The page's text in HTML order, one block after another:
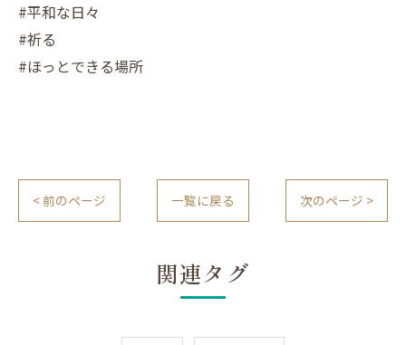
#平和な日々
#祈る
#ほっとできる場所
< 前のページ 一覧に戻る 次のページ >
関連タグ